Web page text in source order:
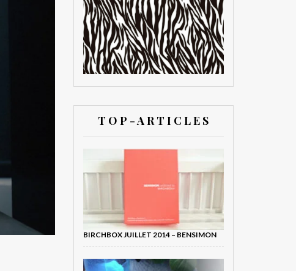
T O P - A R T I C L E S
BIRCHBOX JUILLET 2014 – BENSIMON